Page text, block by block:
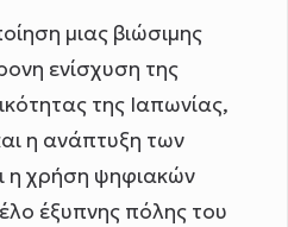
μιας βιώσιμης
ενίσχυση της
της Ιαπωνίας,
η ανάπτυξη των
η χρήση ψηφιακών
έξυπνης πόλης του